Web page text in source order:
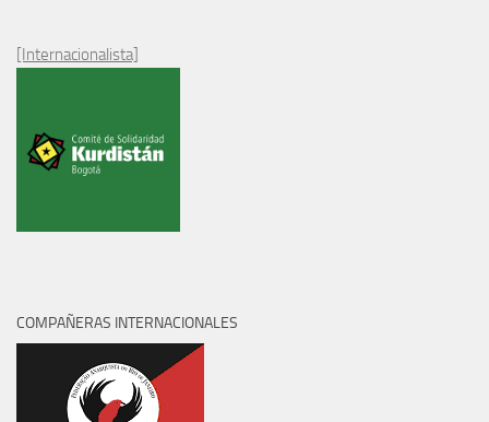
[Internacionalista]
COMPAÑERAS INTERNACIONALES